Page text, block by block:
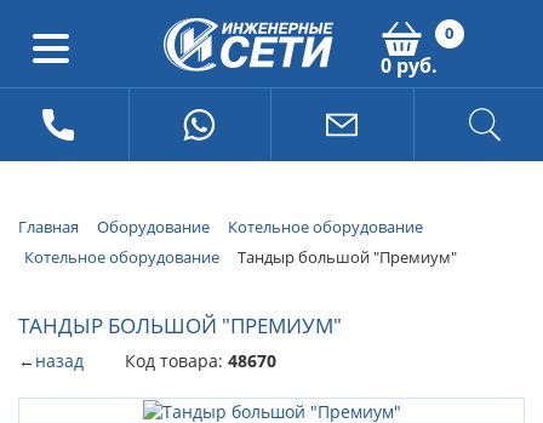
0
0 руб.
Главная Оборудование
Котельное оборудование
Котельное оборудование
Тандыр большой "Премиум"
ТАНДЫР БОЛЬШОЙ "ПРЕМИУМ"
←назад Код товара: 48670